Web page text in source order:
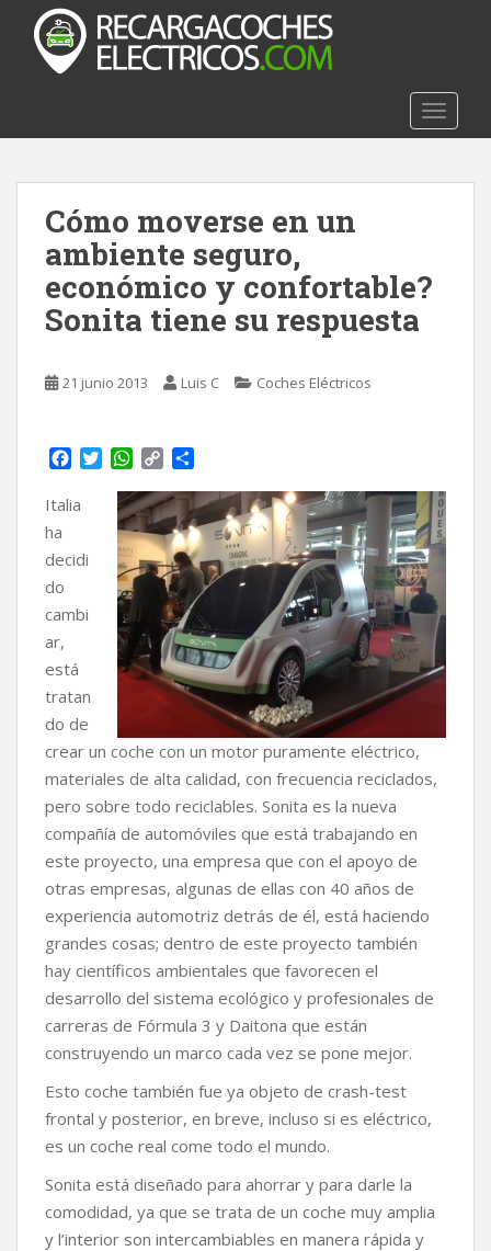
o
Cómo moverse en un
ambiente seguro,
económico y confortable?
Sonita tiene su respuesta
21 junio 2013 Luis C Coches Eléctricos
c
o
k
W
a
t
s
A
p
p
y
L
i
n
k
m
p
a
r
t
i
r
Italia
ha
decidi
do
cambi
ar,
está
tratan
do de
crear un coche con un motor puramente eléctrico,
materiales de alta calidad, con frecuencia reciclados,
pero sobre todo reciclables. Sonita es la nueva
compañía de automóviles que está trabajando en
este proyecto, una empresa que con el apoyo de
otras empresas, algunas de ellas con 40 años de
experiencia automotriz detrás de él, está haciendo
grandes cosas; dentro de este proyecto también
hay científicos ambientales que favorecen el
desarrollo del sistema ecológico y profesionales de
carreras de Fórmula 3 y Daitona que están
construyendo un marco cada vez se pone mejor.
Esto coche también fue ya objeto de crash-test
frontal y posterior, en breve, incluso si es eléctrico,
es un coche real come todo el mundo.
Sonita está diseñado para ahorrar y para darle la
comodidad, ya que se trata de un coche muy amplia
y l’interior son intercambiables en manera rápida y